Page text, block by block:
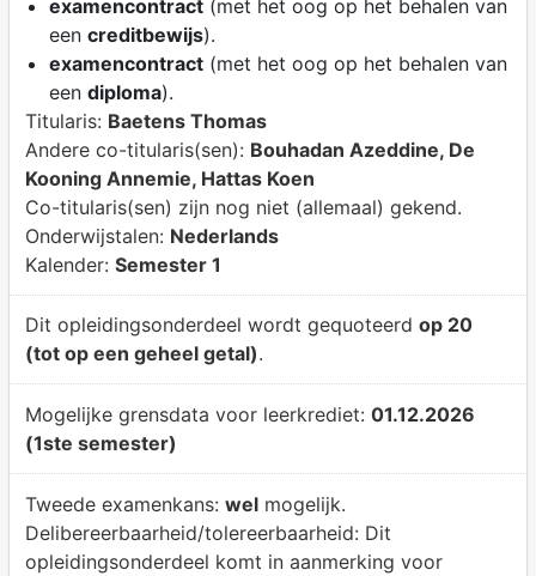
examencontract(met het oog op het behalen van
een creditbewijs).
examencontract(met het oog op het behalen van
een diploma).
Titularis: Baetens Thomas
Andere co-titularis(sen): Bouhadan Azeddine, De
Kooning Annemie, Hattas Koen
Co-titularis(sen) zijn nog niet (allemaal) gekend.
Onderwijstalen: Nederlands
Kalender: Semester 1
Dit opleidingsonderdeel wordt gequoteerd op 20
(tot op een geheel getal).
Mogelijke grensdata voor leerkrediet: 01.12.2026
(1ste semester)
Tweede examenkans: welmogelijk.
Delibereerbaarheid/tolereerbaarheid: Dit
opleidingsonderdeel komt in aanmerking voor